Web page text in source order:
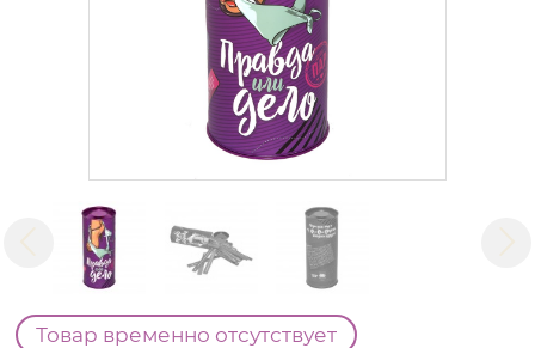
Товар временно отсутствует